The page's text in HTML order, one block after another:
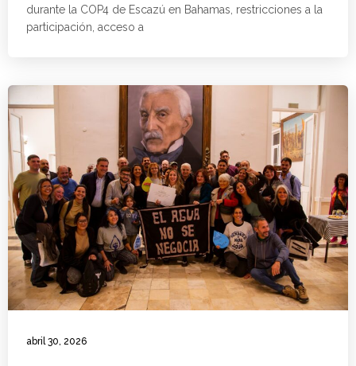
durante la COP4 de Escazú en Bahamas, restricciones a la
participación, acceso a
abril 30, 2026